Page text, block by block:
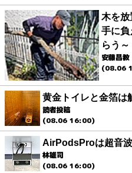
木を放
手に負
らう～
安藤昌教
(08.06
黄金トイレと金箔は
読者投稿
(08.06 16:00)
AirPodsProは超音
林雄司
(08.06 16:00)